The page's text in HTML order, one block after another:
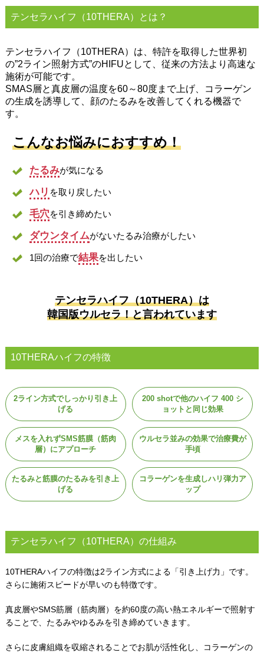
テンセラハイフ（10THERA）とは？
テンセラハイフ（10THERA）は、特許を取得した世界初
の”2ライン照射方式”のHIFUとして、従来の方法より高速な
施術が可能です。
SMAS層と真皮層の温度を60～80度まで上げ、コラーゲン
の生成を誘導して、顔のたるみを改善してくれる機器で
す。
こんなお悩みにおすすめ！
たるみが気になる
ハリ を取り戻したい
毛穴を引き締めたい
ダウンタイムがないたるみ治療がしたい
1回の治療で結果を出したい
テンセラハイフ（10THERA）は
韓国版ウルセラ！と言われています
10THERAハイフの特徴
2ライン方式でしっかり引き上
げる
200 shotで他のハイフ 400 シ
ョットと同じ効果
メスを入れずSMS筋膜（筋肉
層）にアプローチ
ウルセラ並みの効果で治療費が
手頃
たるみと筋膜のたるみを引き上
げる
コラーゲンを生成しハリ弾力ア
ップ
テンセラハイフ（10THERA）の仕組み
10THERAハイフの特徴は2ライン方式による「引き上げ力」です。
さらに施術スピードが早いのも特徴です。
真皮層やSMS筋層（筋肉層）を約60度の高い熱エネルギーで照射す
ることで、たるみやゆるみを引き締めていきます。
さらに皮膚組織を収縮されることでお肌が活性化し、コラーゲンの